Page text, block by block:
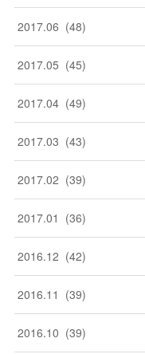
2017.06 (48)
2017.05 (45)
2017.04 (49)
2017.03 (43)
2017.02 (39)
2017.01 (36)
2016.12 (42)
2016.11 (39)
2016.10 (39)